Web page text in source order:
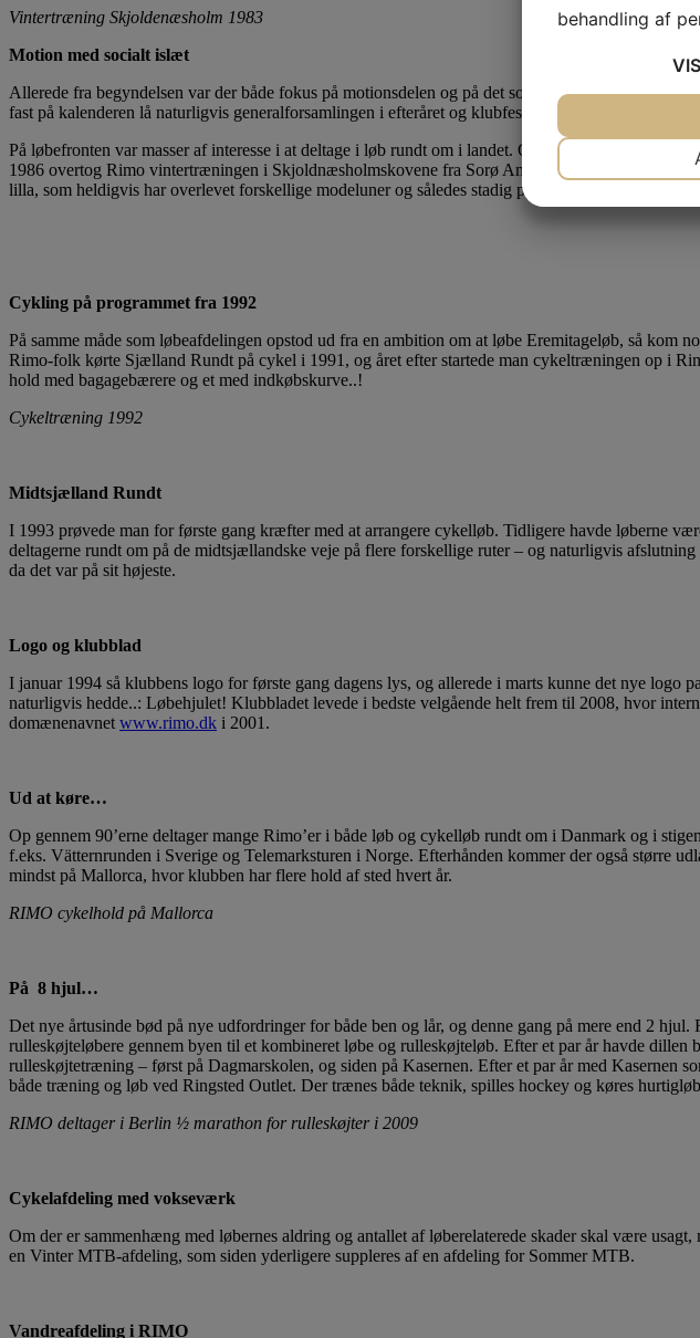
Vintertræning Skjoldenæsholm 1983
Motion med socialt islæt
Allerede fra begyndelsen var der både fokus på motionsdelen og på det sociale islæt bagefter. I
fast på kalenderen lå naturligvis generalforsamlingen i efteråret og klubfesten, som løb af stabelen i
På løbefronten var masser af interesse i at deltage i løb rundt om i landet. Og ambitionerne
1986 overtog Rimo vintertræningen i Skjoldnæsholmskovene fra Sorø Amt, og i 1988 blev det
lilla, som heldigvis har overlevet forskellige modeluner og således stadig præger klubtøjet.
Cykling på programmet fra 1992
På samme måde som løbeafdelingen opstod ud fra en ambition om at løbe Eremitageløb, så
Rimo-folk kørte Sjælland Rundt på cykel i 1991, og året efter startede man cykeltræningen op i
hold med bagagebærere og et med indkøbskurve..!
Cykeltræning 1992
Midtsjælland Rundt
I 1993 prøvede man for første gang kræfter med at arrangere cykelløb. Tidligere havde løberne
deltagerne rundt om på de midtsjællandske veje på flere forskellige ruter – og naturligvis
da det var på sit højeste.
Logo og klubblad
I januar 1994 så klubbens logo for første gang dagens lys, og allerede i marts kunne det nye
naturligvis hedde..: Løbehjulet! Klubbladet levede i bedste velgående helt frem til 2008, hvor
domænenavnetwww.rimo.dk i 2001.
Ud at køre…
Op gennem 90’erne deltager mange Rimo’er i både løb og cykelløb rundt om i Danmark og i
f.eks. Vätternrunden i Sverige og Telemarksturen i Norge. Efterhånden kommer der også større
mindst på Mallorca, hvor klubben har flere hold af sted hvert år.
RIMO cykelhold på Mallorca
På 8 hjul…
Det nye årtusinde bød på nye udfordringer for både ben og lår, og denne gang på mere end 2
rulleskøjteløbere gennem byen til et kombineret løbe og rulleskøjteløb. Efter et par år havde
rulleskøjtetræning – først på Dagmarskolen, og siden på Kasernen. Efter et par år med
både træning og løb ved Ringsted Outlet. Der trænes både teknik, spilles hockey og køres
RIMO deltager i Berlin ½ marathon for rulleskøjter i 2009
Cykelafdeling med vokseværk
Om der er sammenhæng med løbernes aldring og antallet af løberelaterede skader skal være
en Vinter MTB-afdeling, som siden yderligere suppleres af en afdeling for Sommer MTB.
Vandreafdeling i RIMO
behandling af
VIS